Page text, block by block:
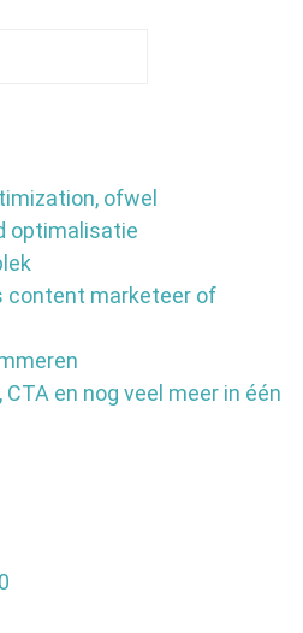
ofwel
optimalisatie
content marketeer of
CTA en nog veel meer in één